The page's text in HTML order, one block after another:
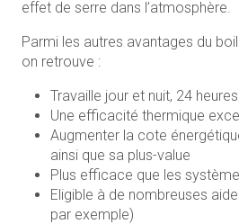
effet de serre dans l’atmosphère.
Parmi les autres avantages du
on retrouve :
Travaille jour et nuit, 24
Une efficacité thermique
Augmenter la cote
ainsi que sa plus-value
Plus efficace que les
Eligible à de nombreuses
par exemple)